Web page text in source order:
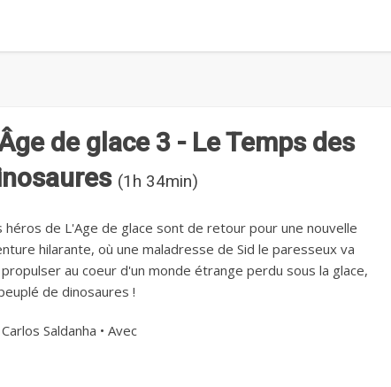
de glace 3 - Le Temps des
(1h 34min)
héros de L'Age de glace sont de retour pour une nouvelle
hilarante, où une maladresse de Sid le paresseux va
au coeur d'un monde étrange perdu sous la glace,
de dinosaures !
Saldanha • Avec